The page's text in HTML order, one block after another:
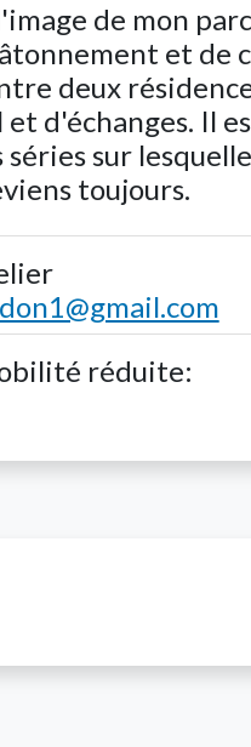
de mon
et de
deux
et d'échanges. Il
sur
toujours.
réduite: